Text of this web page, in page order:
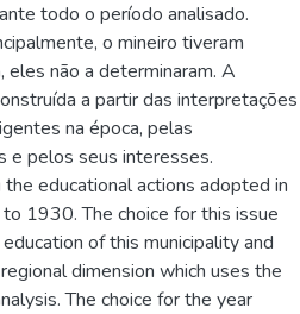
todo o período analisado.
o mineiro tiveram
eles não a determinaram. A
a partir das interpretações
na época, pelas
e pelos seus interesses.
educational actions adopted in
1930. The choice for this issue
of this municipality and
dimension which uses the
The choice for the year